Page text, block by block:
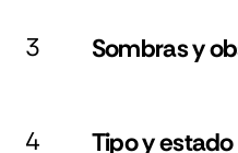
3 Sombras y
4 Tipo y